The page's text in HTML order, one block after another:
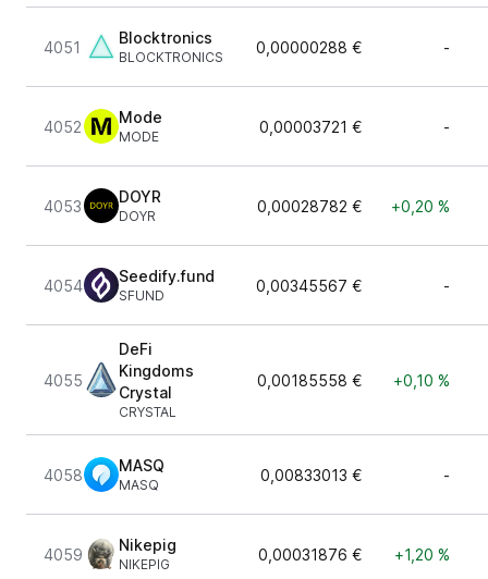
4051
Blocktronics
BLOCKTRONICS
0,00000288 € -
4052
Mode
MODE
0,00003721 € -
4053
DOYR
DOYR
0,00028782 € +0,20 %
4054
Seedify.fund
SFUND
0,00345567 € -
4055
DeFi
Kingdoms
Crystal
CRYSTAL
0,00185558 € +0,10 %
4058
MASQ
MASQ
0,00833013 € -
4059
Nikepig
NIKEPIG
0,00031876 € +1,20 %